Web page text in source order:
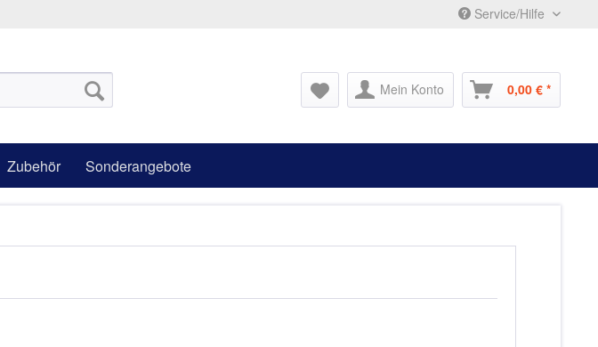
Service/Hilfe
Mein Konto 0,00 € *
Zubehör Sonderangebote